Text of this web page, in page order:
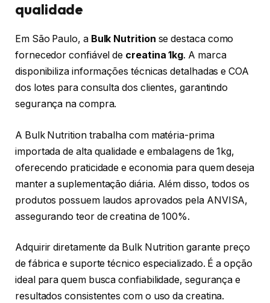
qualidade
Em São Paulo, a Bulk Nutrition se destaca como
fornecedor confiável de creatina 1kg. A marca
disponibiliza informações técnicas detalhadas e COA
dos lotes para consulta dos clientes, garantindo
segurança na compra.
A Bulk Nutrition trabalha com matéria-prima
importada de alta qualidade e embalagens de 1kg,
oferecendo praticidade e economia para quem deseja
manter a suplementação diária. Além disso, todos os
produtos possuem laudos aprovados pela ANVISA,
assegurando teor de creatina de 100%.
Adquirir diretamente da Bulk Nutrition garante preço
de fábrica e suporte técnico especializado. É a opção
ideal para quem busca confiabilidade, segurança e
resultados consistentes com o uso da creatina.